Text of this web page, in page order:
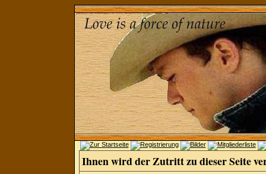
Ihnen wird der Zutritt zu dieser Seite